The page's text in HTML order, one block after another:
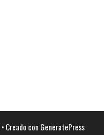
• Creado con GeneratePress